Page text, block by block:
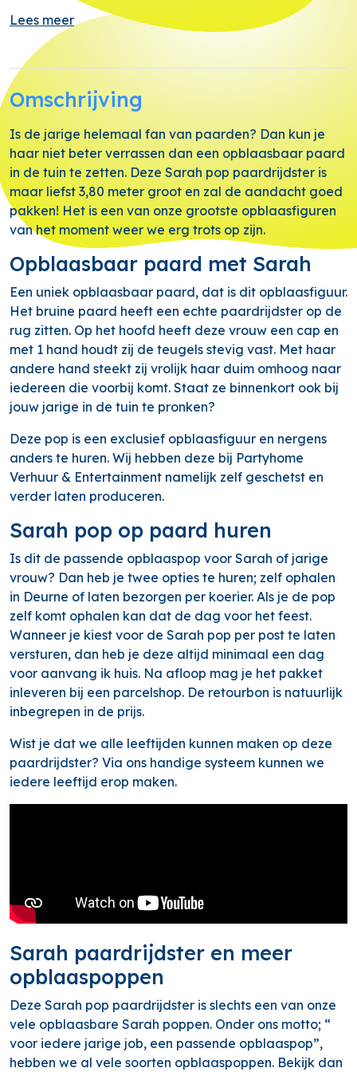
Lees meer
Omschrijving
Is de jarige helemaal fan van paarden? Dan kun je
haar niet beter verrassen dan een opblaasbaar paard
in de tuin te zetten. Deze Sarah pop paardrijdster is
maar liefst 3,80 meter groot en zal de aandacht goed
pakken! Het is een van onze grootste opblaasfiguren
van het moment weer we erg trots op zijn.
Opblaasbaar paard met Sarah
Een uniek opblaasbaar paard, dat is dit opblaasfiguur.
Het bruine paard heeft een echte paardrijdster op de
rug zitten. Op het hoofd heeft deze vrouw een cap en
met 1 hand houdt zij de teugels stevig vast. Met haar
andere hand steekt zij vrolijk haar duim omhoog naar
iedereen die voorbij komt. Staat ze binnenkort ook bij
jouw jarige in de tuin te pronken?
Deze pop is een exclusief opblaasfiguur en nergens
anders te huren. Wij hebben deze bij Partyhome
Verhuur & Entertainment namelijk zelf geschetst en
verder laten produceren.
Sarah pop op paard huren
Is dit de passende opblaaspop voor Sarah of jarige
vrouw? Dan heb je twee opties te huren; zelf ophalen
in Deurne of laten bezorgen per koerier. Als je de pop
zelf komt ophalen kan dat de dag voor het feest.
Wanneer je kiest voor de Sarah pop per post te laten
versturen, dan heb je deze altijd minimaal een dag
voor aanvang ik huis. Na afloop mag je het pakket
inleveren bij een parcelshop. De retourbon is natuurlijk
inbegrepen in de prijs.
Wist je dat we alle leeftijden kunnen maken op deze
paardrijdster? Via ons handige systeem kunnen we
iedere leeftijd erop maken.
Sarah paardrijdster en meer
opblaaspoppen
Deze Sarah pop paardrijdster is slechts een van onze
vele opblaasbare Sarah poppen. Onder ons motto; “
voor iedere jarige job, een passende opblaaspop”,
hebben we al vele soorten opblaaspoppen. Bekijk dan